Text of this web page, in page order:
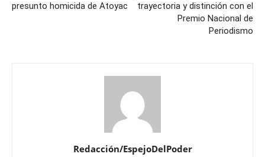
presunto homicida de Atoyac
trayectoria y distinción con el
Premio Nacional de
Periodismo
Redacción/EspejoDelPoder